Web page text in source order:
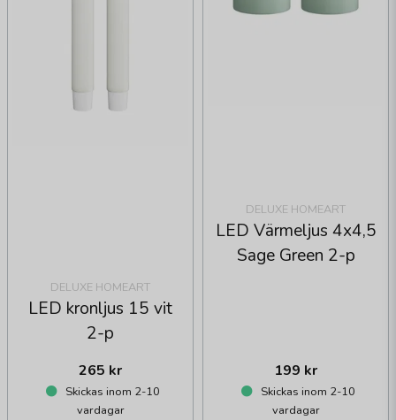
DELUXE HOMEART
LED kronljus 15 vit
2-p
265 kr
Skickas inom 2-10
vardagar
DELUXE HOMEART
LED Värmeljus 4x4,5
Sage Green 2-p
199 kr
Skickas inom 2-10
vardagar